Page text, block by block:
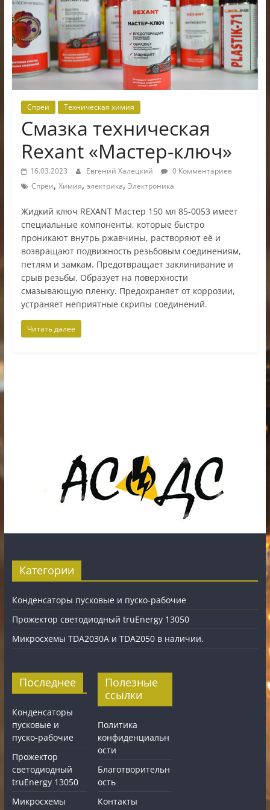
Спреи Техническая химия
Смазка техническая
Rexant «Мастер-ключ»
16.03.2023 Евгений Халецкий
0 Комментариев
Спреи, Химия, электрика, Электроника
Жидкий ключ REXANT Мастер 150 мл 85-0053 имеет
специальные компоненты, которые быстро
проникают внутрь ржавчины, растворяют её и
возвращают подвижность резьбовым соединениям,
петлям и замкам. Предотвращает заклинивание и
срыв резьбы. Образует на поверхности
смазывающую пленку. Предохраняет от коррозии,
устраняет неприятные скрипы соединений.
Читать далее
Категории
Конденсаторы пусковые и пуско-рабочие
Прожектор светодиодный truEnergy 13050
Микросхемы TDA2030A и TDA2050 в наличии.
Последнее
Конденсаторы
пусковые и
пуско-рабочие
Прожектор
светодиодный
truEnergy 13050
Микросхемы
Полезные
ссылки
Политика
конфиденциальн
ости
Благотворительн
ость
Контакты